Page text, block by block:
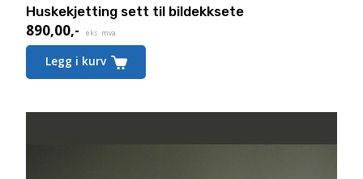
Huskekjetting sett til bildekksete
890,00,- eks. mva.
Legg i kurv